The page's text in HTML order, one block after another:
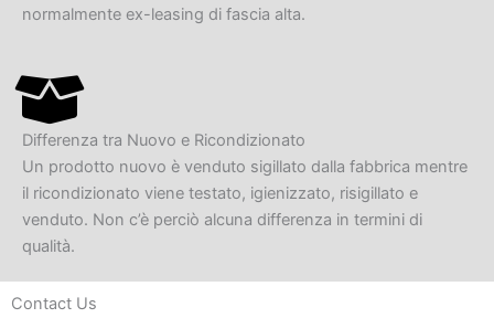
normalmente ex-leasing di fascia alta.
Differenza tra Nuovo e Ricondizionato
Un prodotto nuovo è venduto sigillato dalla fabbrica mentre
il ricondizionato viene testato, igienizzato, risigillato e
venduto. Non c’è perciò alcuna differenza in termini di
qualità.
Contact Us